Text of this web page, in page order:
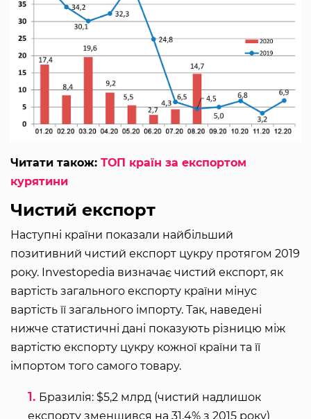
Читати також: ТОП країн за експортом
курятини
Чистий експорт
Наступні країни показали найбільший
позитивний чистий експорт цукру протягом 2019
року. Investopedia визначає чистий експорт, як
вартість загального експорту країни мінус
вартість її загального імпорту. Так, наведені
нижче статистичні дані показують різницю між
вартістю експорту цукру кожної країни та її
імпортом того самого товару.
Бразилія: $5,2 млрд (чистий надлишок
експорту зменшився на 31,4% з 2015 року)